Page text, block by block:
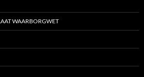
WAARBORGWET